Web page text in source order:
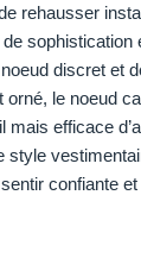
rehausser
sophistication
discret et
orné, le noeud
efficace
style
confiante